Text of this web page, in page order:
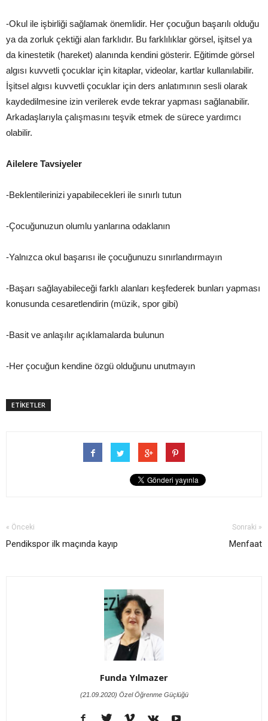
-Okul ile işbirliği sağlamak önemlidir. Her çocuğun başarılı olduğu
ya da zorluk çektiği alan farklıdır. Bu farklılıklar görsel, işitsel ya
da kinestetik (hareket) alanında kendini gösterir. Eğitimde görsel
algısı kuvvetli çocuklar için kitaplar, videolar, kartlar kullanılabilir.
İşitsel algısı kuvvetli çocuklar için ders anlatımının sesli olarak
kaydedilmesine izin verilerek evde tekrar yapması sağlanabilir.
Arkadaşlarıyla çalışmasını teşvik etmek de sürece yardımcı
olabilir.
Ailelere Tavsiyeler
-Beklentilerinizi yapabilecekleri ile sınırlı tutun
-Çocuğunuzun olumlu yanlarına odaklanın
-Yalnızca okul başarısı ile çocuğunuzu sınırlandırmayın
-Başarı sağlayabileceği farklı alanları keşfederek bunları yapması
konusunda cesaretlendirin (müzik, spor gibi)
-Basit ve anlaşılır açıklamalarda bulunun
-Her çocuğun kendine özgü olduğunu unutmayın
ETİKETLER
« Önceki
Pendikspor ilk maçında kayıp
Sonraki »
Menfaat
Funda Yılmazer
(21.09.2020) Özel Öğrenme Güçlüğü